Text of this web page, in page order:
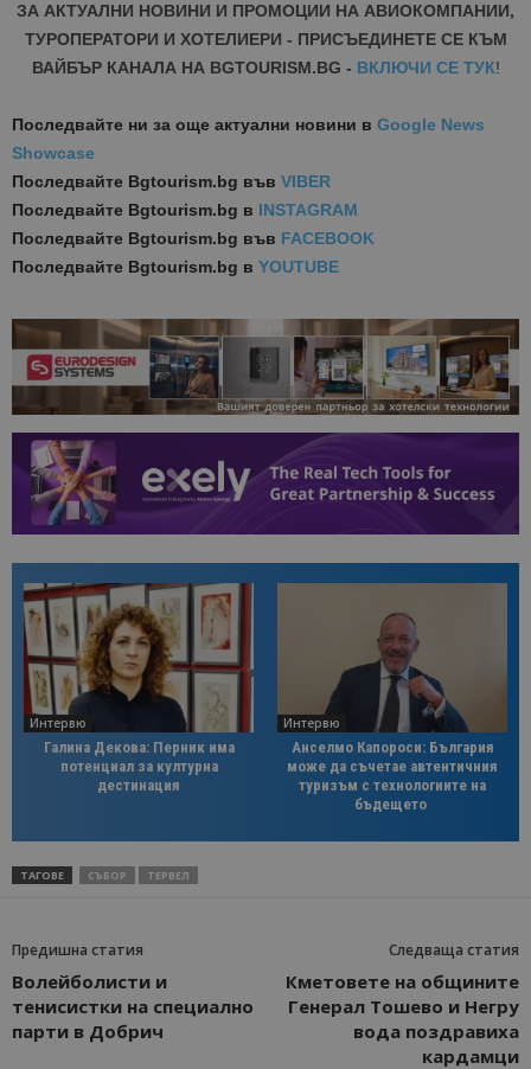
ЗА АКТУАЛНИ НОВИНИ И ПРОМОЦИИ НА АВИОКОМПАНИИ,
ТУРОПЕРАТОРИ И ХОТЕЛИЕРИ - ПРИСЪЕДИНЕТЕ СЕ КЪМ
ВАЙБЪР КАНАЛА НА BGTOURISM.BG - ВКЛЮЧИ СЕ ТУК!
Последвайте ни за още актуални новини в Google News
Showcase
Последвайте Bgtourism.bg във VIBER
Последвайте Bgtourism.bg в INSTAGRAM
Последвайте Bgtourism.bg във FACEBOOK
Последвайте Bgtourism.bg в YOUTUBE
Интервю
Галина Декова: Перник има
потенциал за културна
дестинация
Интервю
Анселмо Капороси: България
може да съчетае автентичния
туризъм с технологиите на
бъдещето
ТАГОВЕ СЪБОР ТЕРВЕЛ
Предишна статия
Волейболисти и
тенисистки на специално
парти в Добрич
Следваща статия
Кметовете на общините
Генерал Тошево и Негру
вода поздравиха
кардамци